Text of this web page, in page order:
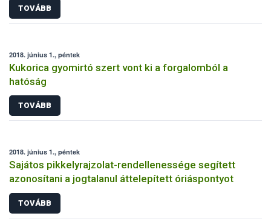
TOVÁBB
2018. június 1., péntek
Kukorica gyomirtó szert vont ki a forgalomból a
hatóság
TOVÁBB
2018. június 1., péntek
Sajátos pikkelyrajzolat-rendellenessége segített
azonosítani a jogtalanul áttelepített óriáspontyot
TOVÁBB